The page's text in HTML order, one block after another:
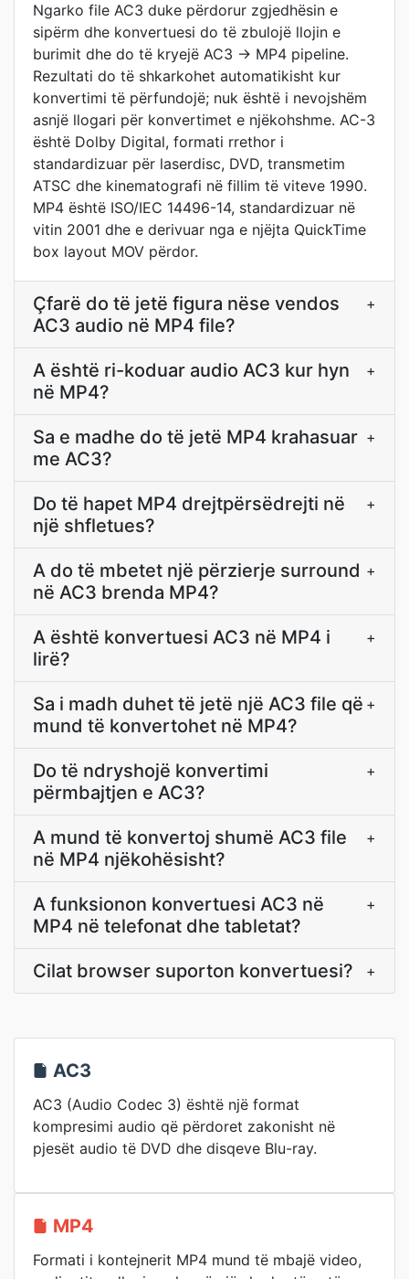
Ngarko file AC3 duke përdorur zgjedhësin e
sipërm dhe konvertuesi do të zbulojë llojin e
burimit dhe do të kryejë AC3 → MP4 pipeline.
Rezultati do të shkarkohet automatikisht kur
konvertimi të përfundojë; nuk është i nevojshëm
asnjë llogari për konvertimet e njëkohshme. AC-3
është Dolby Digital, formati rrethor i
standardizuar për laserdisc, DVD, transmetim
ATSC dhe kinematografi në fillim të viteve 1990.
MP4 është ISO/IEC 14496-14, standardizuar në
vitin 2001 dhe e derivuar nga e njëjta QuickTime
box layout MOV përdor.
Çfarë do të jetë figura nëse vendos
AC3 audio në MP4 file?
+
A është ri-koduar audio AC3 kur hyn
në MP4?
+
Sa e madhe do të jetë MP4 krahasuar
me AC3?
+
Do të hapet MP4 drejtpërsëdrejti në
një shfletues?
+
A do të mbetet një përzierje surround
në AC3 brenda MP4?
+
A është konvertuesi AC3 në MP4 i
lirë?
+
Sa i madh duhet të jetë një AC3 file që
mund të konvertohet në MP4?
+
Do të ndryshojë konvertimi
përmbajtjen e AC3?
+
A mund të konvertoj shumë AC3 file
në MP4 njëkohësisht?
+
A funksionon konvertuesi AC3 në
MP4 në telefonat dhe tabletat?
+
Cilat browser suporton konvertuesi? +
AC3
AC3 (Audio Codec 3) është një format
kompresimi audio që përdoret zakonisht në
pjesët audio të DVD dhe disqeve Blu-ray.
MP4
Formati i kontejnerit MP4 mund të mbajë video,